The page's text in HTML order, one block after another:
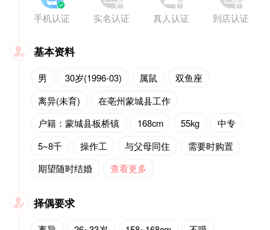

手机认证

实名认证

真人认证

到店认证
 基本资料
男 30岁(1996-03) 属鼠
双鱼座
离异(未育)
在亳州蒙城县工作
户籍：蒙城县板桥镇
168cm 55kg
中专
5~8千
操作工 与父母同住
需要时购置
期望随时结婚
查看更多
 择偶要求